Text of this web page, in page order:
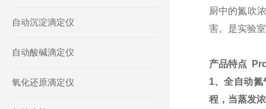
厨中的氮吹
害。是实验
产品特点
1、全自动
程，当蒸发
自动沉淀滴定仪
自动酸碱滴定仪
氧化还原滴定仪